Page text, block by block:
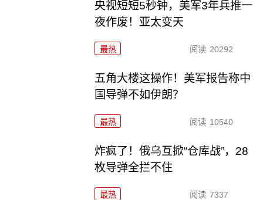
央视短短5秒钟，美军3年兵推一
夜作废！亚太变天
最热 阅读 20292
五角大楼这操作！美军报告称中
国导弹不如伊朗？
最热 阅读 10540
炸疯了！俄乌互掀“仓库战”，28
枚导弹全拦不住
最热 阅读 7337